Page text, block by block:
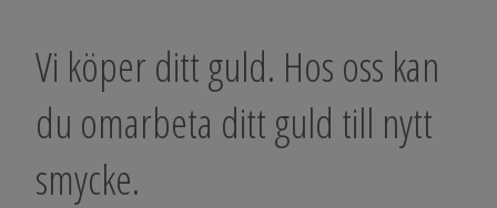
Vi köper ditt guld. Hos oss kan
du omarbeta ditt guld till nytt
smycke.